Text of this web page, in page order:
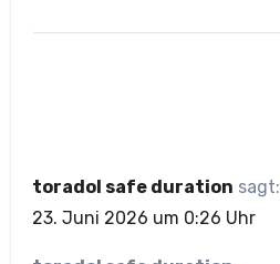
toradol safe duration sagt:
23. Juni 2026 um 0:26 Uhr